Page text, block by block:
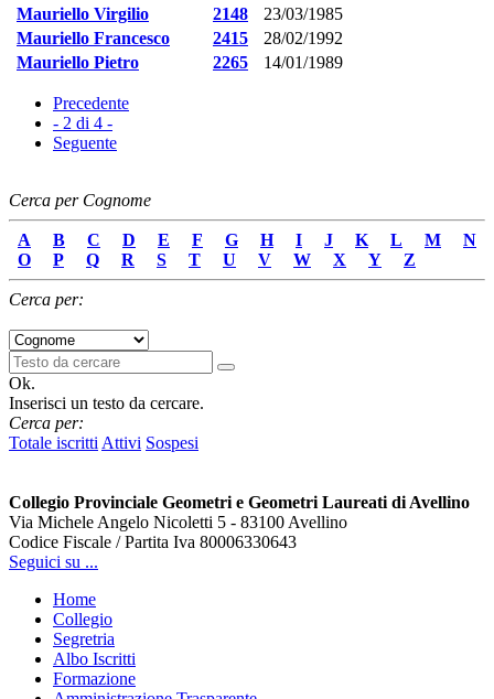
Mauriello Virgilio
2148
23/03/1985
Mauriello Francesco
2415
28/02/1992
Mauriello Pietro
2265 14/01/1989
Precedente
- 2 di 4 -
Seguente
Cerca per Cognome
A B C D E F G H I J K L M
N
O
P Q R S T U V W X Y Z
Cerca per:
Ok.
Inserisci un testo da cercare.
Cerca per:
Totale iscritti Attivi Sospesi
Collegio Provinciale Geometri e Geometri Laureati di Avellino
Via Michele Angelo Nicoletti 5 - 83100 Avellino
Codice Fiscale / Partita Iva 80006330643
Seguici su ...
Home
Collegio
Segretria
Albo Iscritti
Formazione